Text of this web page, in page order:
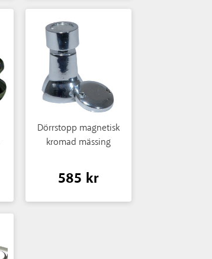
Dörrstopp magnetisk
kromad mässing
585 kr